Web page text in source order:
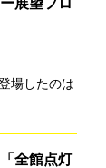
場したのは
全館点灯